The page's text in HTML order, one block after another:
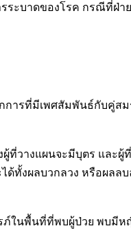
ะบาดของโรค กรณีที่ฝ่า
ารที่มีเพศสัมพันธ์กับคู่ส
วางแผนจะมีบุตร และผู้
ทั้งผลบวกลวง หรือผลล
นพื้นที่ที่พบผู้ป่วย พบมีห